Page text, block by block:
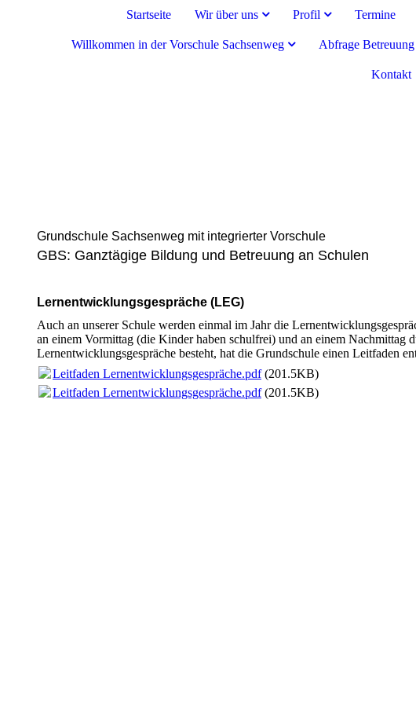
Startseite Wir über uns Profil Termine
Willkommen in der Vorschule Sachsenweg Abfrage
Kontakt
Grundschule Sachsenweg mit integrierter Vorschule
GBS: Ganztägige Bildung und Betreuung an Schulen
Lernentwicklungsgespräche (LEG)
Auch an unserer Schule werden einmal im Jahr die
an einem Vormittag (die Kinder haben schulfrei) und an einem
Lernentwicklungsgespräche besteht, hat die Grundschule einen Leitfaden
Leitfaden Lernentwicklungsgespräche.pdf(201.5KB)
Leitfaden Lernentwicklungsgespräche.pdf(201.5KB)